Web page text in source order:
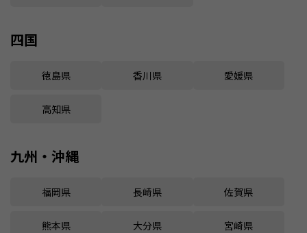
四国
徳島県 香川県 愛媛県
高知県
九州・沖縄
福岡県 長崎県 佐賀県
熊本県 大分県 宮崎県